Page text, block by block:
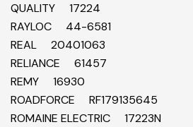
QUALITY 17224
RAYLOC 44-6581
REAL 20401063
RELIANCE 61457
REMY 16930
ROADFORCE RF179135645
ROMAINE ELECTRIC 17223N